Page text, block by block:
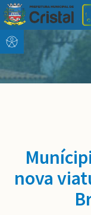
Conteúdo
Menu
conteúdo
do
nova